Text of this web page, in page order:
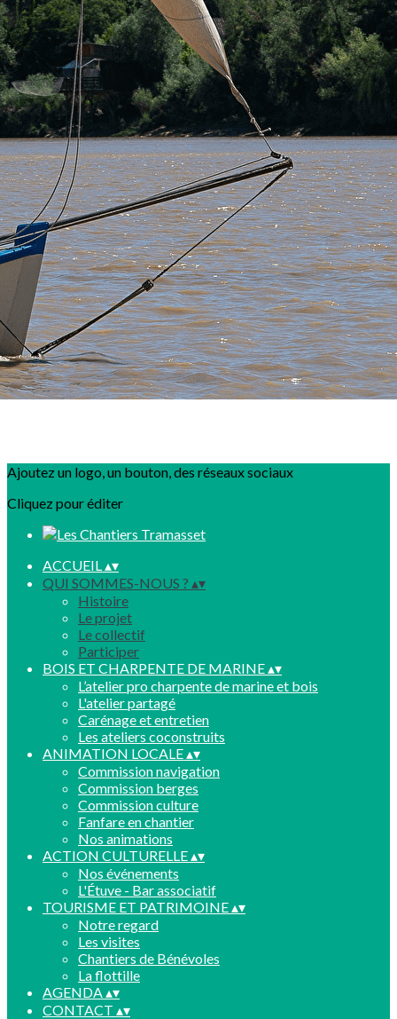
Exporter les lignes sélectionnées
Exporter toutes les colonnes
Exporter uniquement les colonnes affichées
Menu
<
>
Histoire
Le projet
Le collectif
Participer
?>
Images de la page d'accueil
Cliquez pour éditer
Ajoutez un logo, un bouton, des réseaux sociaux
Cliquez pour éditer
ACCUEIL▴▾
QUI SOMMES-NOUS ? ▴▾
Histoire
Le projet
Le collectif
Participer
BOIS ET CHARPENTE DE MARINE▴▾
L’atelier pro charpente de marine et bois
L'atelier partagé
Carénage et entretien
Les ateliers coconstruits
ANIMATION LOCALE▴▾
Commission navigation
Commission berges
Commission culture
Fanfare en chantier
Nos animations
ACTION CULTURELLE▴▾
Nos événements
L'Étuve - Bar associatif
TOURISME ET PATRIMOINE▴▾
Notre regard
Les visites
Chantiers de Bénévoles
La flottille
AGENDA▴▾
CONTACT ▴▾